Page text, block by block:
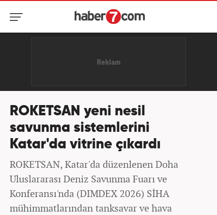
ROKETSAN yeni nesil
savunma sistemlerini
Katar'da vitrine çıkardı
ROKETSAN, Katar'da düzenlenen Doha
Uluslararası Deniz Savunma Fuarı ve
Konferansı'nda (DIMDEX 2026) SİHA
mühimmatlarından tanksavar ve hava